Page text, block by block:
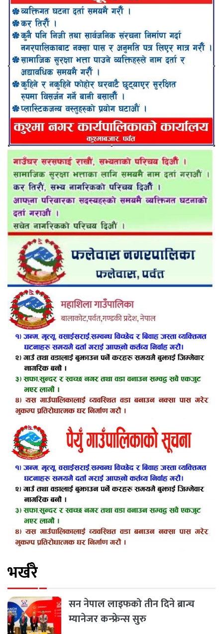
भर्खरै
सन नेपाल लाइफको तीन दिने ब्रान्च
म्यानेजर कन्फ्रेन्स सुरु